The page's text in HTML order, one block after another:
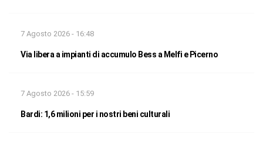
7 Agosto 2026 - 16:48
Via libera a impianti di accumulo Bess a Melfi e Picerno
7 Agosto 2026 - 15:59
Bardi: 1,6 milioni per i nostri beni culturali